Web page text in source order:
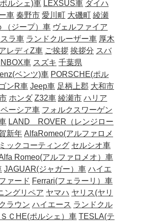
ルシェ)車 LEXSUS車 ダイハ
車 秦野市 愛川町 大磯町 綾瀬
（ジープ）車 ヴェルファイア
ラ車 ランドクルーザー車 厚木
レディZ車 ご挨拶 挨拶分 スバ
NBOX車 スズキ 千葉県
ベンツ)車 PORSCHE(ポル
ンR車 Jeep車 足柄上郡 大和市
ホンダ Z32車 綾瀬市 ハリア
ーシア車 フォルクスワーゲン
LAND ROVER（レンジロー
新年 AlfaRomeo(アルファロメ
ックコーティング セルシオ車
Romeo(アルファロメオ）車
JAGUAR(ジャガー）車 ハイエ
ァード Ferrari(フェラーリ）車
ングリペア ヤマハ ヤリス(ヤリ
クラウン ハイエース ランドクル
ＣHE(ポルシェ）車 TESLA(テ